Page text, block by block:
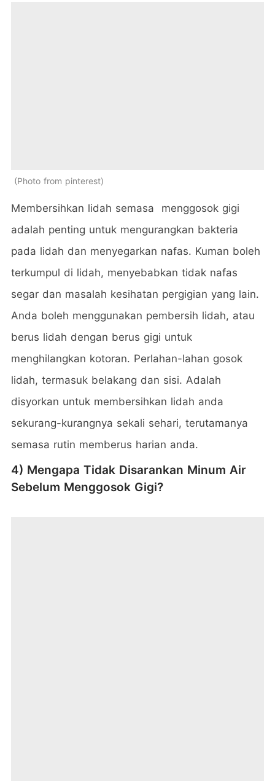
Photo from pinterest
Membersihkan lidah semasa menggosok gigi
adalah penting untuk mengurangkan bakteria
pada lidah dan menyegarkan nafas. Kuman boleh
terkumpul di lidah, menyebabkan tidak nafas
segar dan masalah kesihatan pergigian yang lain.
Anda boleh menggunakan pembersih lidah, atau
berus lidah dengan berus gigi untuk
menghilangkan kotoran. Perlahan-lahan gosok
lidah, termasuk belakang dan sisi. Adalah
disyorkan untuk membersihkan lidah anda
sekurang-kurangnya sekali sehari, terutamanya
semasa rutin memberus harian anda.
4) Mengapa Tidak Disarankan Minum Air
Sebelum Menggosok Gigi?